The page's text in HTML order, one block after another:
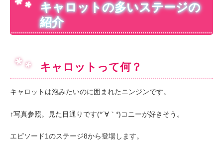
キャロットの多いステージの
紹介
キャロットって何？
キャロットは泡みたいのに囲まれたニンジンです。
↑写真参照。見た目通りです(*´∀｀*)コニーが好きそう。
エピソード1のステージ8から登場します。